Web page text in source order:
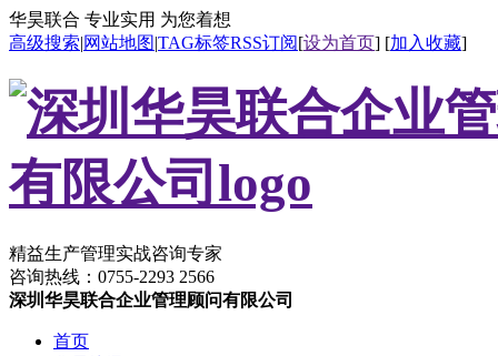
华昊联合 专业实用 为您着想
高级搜索|网站地图|TAG标签RSS订阅[设为首页] [加入收藏]
精益生产管理实战咨询专家
咨询热线： 0755-2293 2566
深圳华昊联合企业管理顾问有限公司
首页